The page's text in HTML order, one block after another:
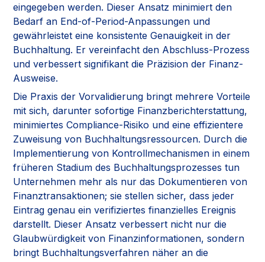
eingegeben werden. Dieser Ansatz minimiert den
Bedarf an End-of-Period-Anpassungen und
gewährleistet eine konsistente Genauigkeit in der
Buchhaltung. Er vereinfacht den Abschluss-Prozess
und verbessert signifikant die Präzision der Finanz-
Ausweise.
Die Praxis der Vorvalidierung bringt mehrere Vorteile
mit sich, darunter sofortige Finanzberichterstattung,
minimiertes Compliance-Risiko und eine effizientere
Zuweisung von Buchhaltungsressourcen. Durch die
Implementierung von Kontrollmechanismen in einem
früheren Stadium des Buchhaltungsprozesses tun
Unternehmen mehr als nur das Dokumentieren von
Finanztransaktionen; sie stellen sicher, dass jeder
Eintrag genau ein verifiziertes finanzielles Ereignis
darstellt. Dieser Ansatz verbessert nicht nur die
Glaubwürdigkeit von Finanzinformationen, sondern
bringt Buchhaltungsverfahren näher an die